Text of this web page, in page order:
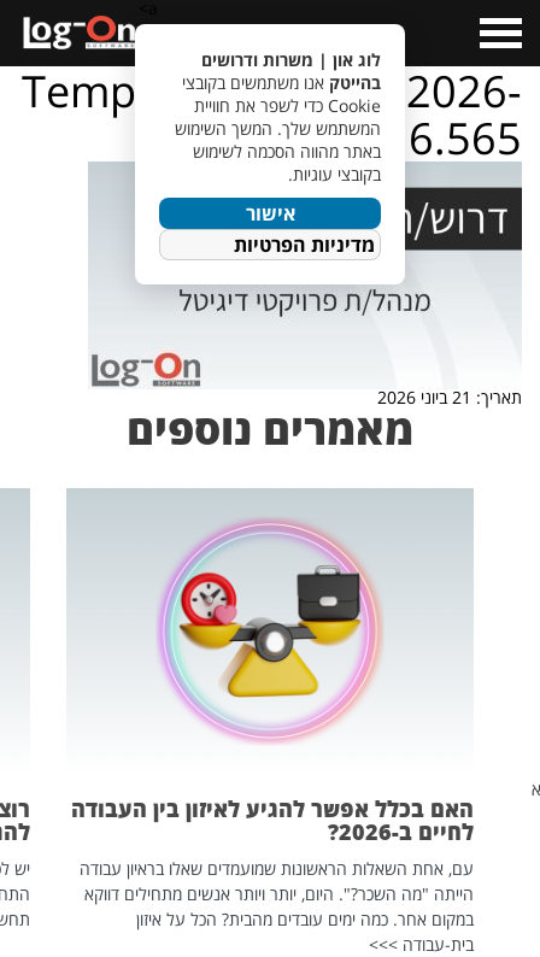
Menu
TempletJobsWeb – 2026-
06-21T151216.565
תאריך: 21 ביוני 2026
מאמרים נוספים
האם בכלל אפשר להגיע לאיזון בין העבודה
לחיים ב-2026?
עם, אחת השאלות הראשונות שמועמדים שאלו בראיון עבודה
הייתה "מה השכר?". היום, יותר ויותר אנשים מתחילים דווקא
במקום אחר. כמה ימים עובדים מהבית? הכל על איזון
בית-עבודה >>>
יש
לוג און | משרות ודרושים
בהייטק אנו משתמשים בקובצי
Cookie כדי לשפר את חוויית
המשתמש שלך. המשך השימוש
באתר מהווה הסכמה לשימוש
בקובצי עוגיות.
אישור
מדיניות הפרטיות